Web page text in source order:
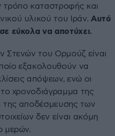
καταστροφής και
υλικού του Ιράν. Αυτό
εύκολα να αποτύχει.
Στενών του Ορμούζ είναι
εξακολουθούν να
απόψεων, ενώ οι
το χρονοδιάγραμμα της
αποδέσμευσης των
δεν είναι ακόμη
μερών.